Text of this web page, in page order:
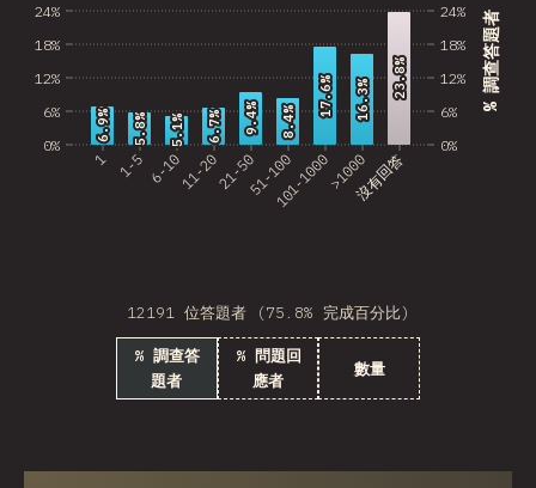
Luxembourg
Armenia
El Salvador
Madagascar
MLT
0%
6%
12%
18%
24% % 調查答題者
1 1-5 6-1011-2021-5051-100101-1000>1000沒有回答
0%
6%
12%
18%
24%
6.9%
6.9% 5.8%
5.8% 5.1%
5.1% 6.7%
6.7% 9.4%
9.4% 8.4%
8.4%
17.6%
17.6% 16.3%
16.3% 23.8%
23.8%
12191 位答題者 (75.8% 完成百分比)
% 調查答
題者
% 問題回
應者
數量